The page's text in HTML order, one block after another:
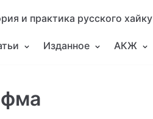
и практика русского хайку
Изданное АКЖ